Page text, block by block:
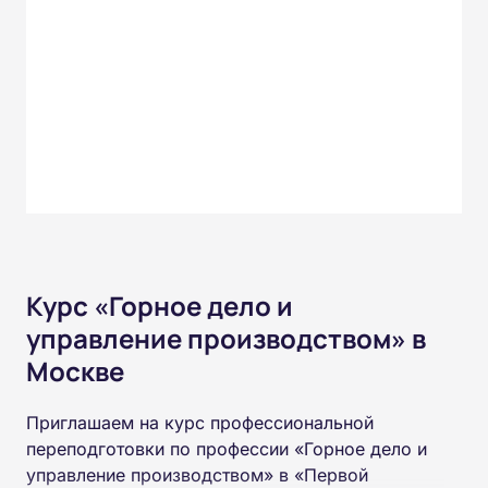
Курс «Горное дело и
управление производством» в
Москве
Приглашаем на курс профессиональной
переподготовки по профессии «Горное дело и
управление производством» в «Первой